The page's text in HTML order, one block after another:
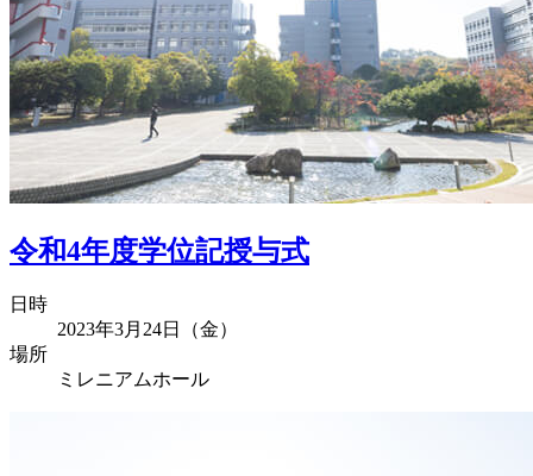
令和4年度学位記授与式
日時
2023年3月24日（金）
場所
ミレニアムホール